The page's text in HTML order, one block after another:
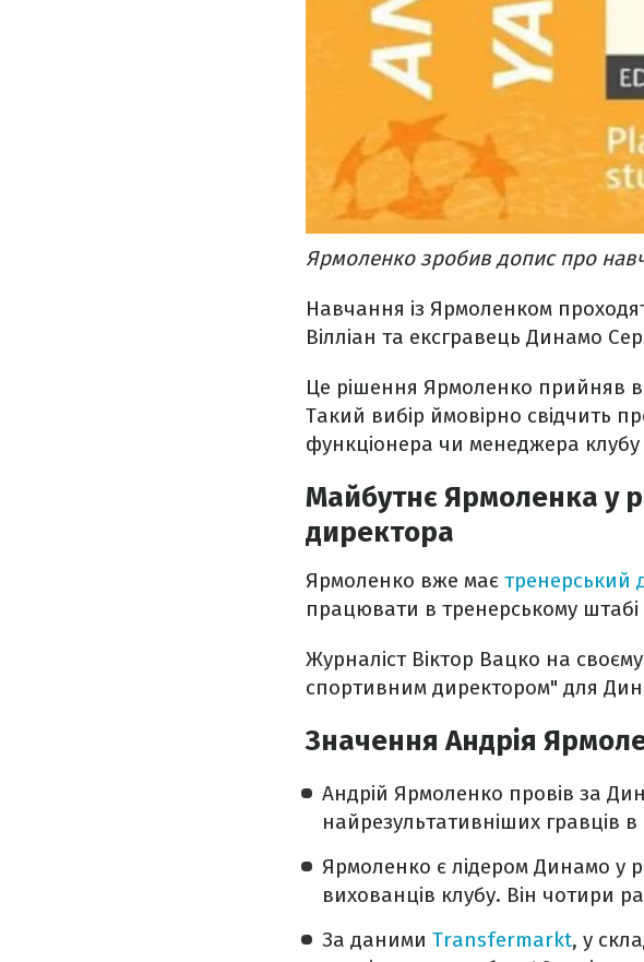
Ярмоленко зробив допис про
Навчання із Ярмоленком
Вілліан та ексгравець Динамо
Це рішення Ярмоленко прийняв в
Такий вибір ймовірно свідчить
функціонера чи менеджера
Майбутнє Ярмоленка у
директора
Ярмоленко вже має тренерський
працювати в тренерському
Журналіст Віктор Вацко на своєму
спортивним директором" для
Значення Андрія
Андрій Ярмоленко провів за
найрезультативніших гравців в
Ярмоленко є лідером Динамо у
вихованців клубу. Він чотири
За даними Transfermarkt, у